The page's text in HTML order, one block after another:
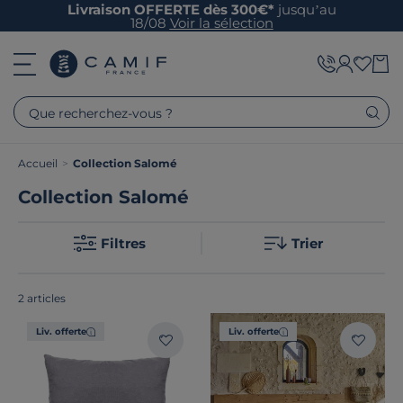
Livraison OFFERTE dès 300€* jusqu’au
18/08 Voir la sélection
Que recherchez-vous ?
Accueil > Collection Salomé
Collection Salomé
Filtres Trier
2 articles
Liv. offerte Liv. offerte